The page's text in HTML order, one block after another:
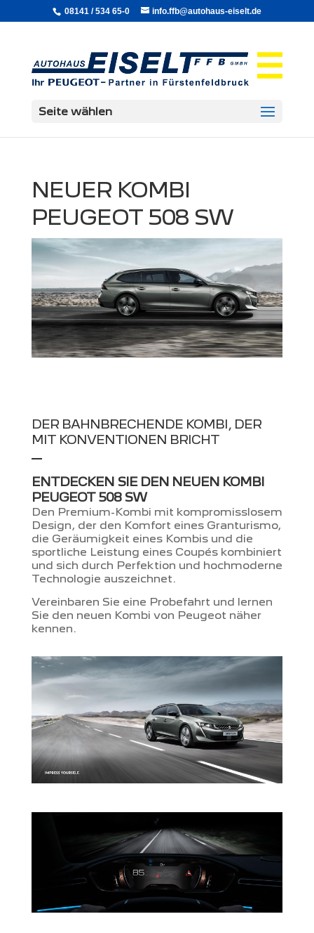
08141 / 534 65-0 info.ffb@autohaus-eiselt.de
Seite wählen
NEUER KOMBI
PEUGEOT 508 SW
DER BAHNBRECHENDE KOMBI, DER
MIT KONVENTIONEN BRICHT
–
ENTDECKEN SIE DEN NEUEN KOMBI
PEUGEOT 508 SW
Den Premium-Kombi mit kompromisslosem
Design, der den Komfort eines Granturismo,
die Geräumigkeit eines Kombis und die
sportliche Leistung eines Coupés kombiniert
und sich durch Perfektion und hochmoderne
Technologie auszeichnet.
Vereinbaren Sie eine Probefahrt und lernen
Sie den neuen Kombi von Peugeot näher
kennen.